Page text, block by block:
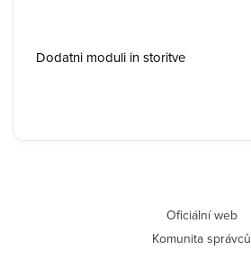
Dodatni moduli in storitve
Oficiální web
Komunita správců